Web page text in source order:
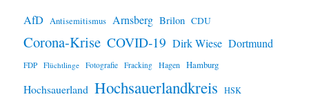
AfD Antisemitismus Arnsberg Brilon CDU
Corona-Krise COVID-19 Dirk Wiese Dortmund
FDP Flüchtlinge Fotografie Fracking Hagen Hamburg
Hochsauerland Hochsauerlandkreis HSK